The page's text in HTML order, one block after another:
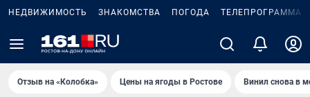
НЕДВИЖИМОСТЬ ЗНАКОМСТВА ПОГОДА ТЕЛЕПРОГРАММА
Отзыв на «Колобка» Цены на ягоды в Ростове Винил снова в